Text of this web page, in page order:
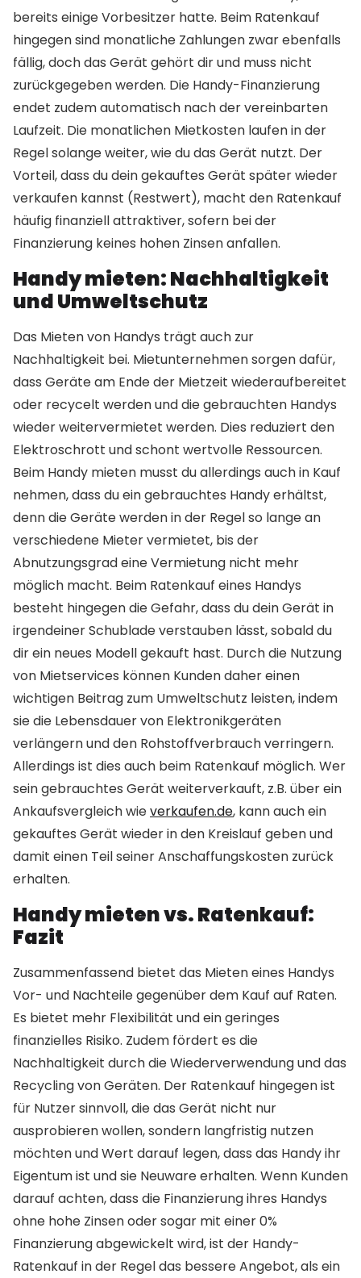
bereits einige Vorbesitzer hatte. Beim Ratenkauf
hingegen sind monatliche Zahlungen zwar ebenfalls
fällig, doch das Gerät gehört dir und muss nicht
zurückgegeben werden. Die Handy-Finanzierung
endet zudem automatisch nach der vereinbarten
Laufzeit. Die monatlichen Mietkosten laufen in der
Regel solange weiter, wie du das Gerät nutzt. Der
Vorteil, dass du dein gekauftes Gerät später wieder
verkaufen kannst (Restwert), macht den Ratenkauf
häufig finanziell attraktiver, sofern bei der
Finanzierung keines hohen Zinsen anfallen.
Handy mieten: Nachhaltigkeit
und Umweltschutz
Das Mieten von Handys trägt auch zur
Nachhaltigkeit bei. Mietunternehmen sorgen dafür,
dass Geräte am Ende der Mietzeit wiederaufbereitet
oder recycelt werden und die gebrauchten Handys
wieder weitervermietet werden. Dies reduziert den
Elektroschrott und schont wertvolle Ressourcen.
Beim Handy mieten musst du allerdings auch in Kauf
nehmen, dass du ein gebrauchtes Handy erhältst,
denn die Geräte werden in der Regel so lange an
verschiedene Mieter vermietet, bis der
Abnutzungsgrad eine Vermietung nicht mehr
möglich macht. Beim Ratenkauf eines Handys
besteht hingegen die Gefahr, dass du dein Gerät in
irgendeiner Schublade verstauben lässt, sobald du
dir ein neues Modell gekauft hast. Durch die Nutzung
von Mietservices können Kunden daher einen
wichtigen Beitrag zum Umweltschutz leisten, indem
sie die Lebensdauer von Elektronikgeräten
verlängern und den Rohstoffverbrauch verringern.
Allerdings ist dies auch beim Ratenkauf möglich. Wer
sein gebrauchtes Gerät weiterverkauft, z.B. über ein
Ankaufsvergleich wieverkaufen.de, kann auch ein
gekauftes Gerät wieder in den Kreislauf geben und
damit einen Teil seiner Anschaffungskosten zurück
erhalten.
Handy mieten vs. Ratenkauf:
Fazit
Zusammenfassend bietet das Mieten eines Handys
Vor- und Nachteile gegenüber dem Kauf auf Raten.
Es bietet mehr Flexibilität und ein geringes
finanzielles Risiko. Zudem fördert es die
Nachhaltigkeit durch die Wiederverwendung und das
Recycling von Geräten. Der Ratenkauf hingegen ist
für Nutzer sinnvoll, die das Gerät nicht nur
ausprobieren wollen, sondern langfristig nutzen
möchten und Wert darauf legen, dass das Handy ihr
Eigentum ist und sie Neuware erhalten. Wenn Kunden
darauf achten, dass die Finanzierung ihres Handys
ohne hohe Zinsen oder sogar mit einer 0%
Finanzierung abgewickelt wird, ist der Handy-
Ratenkauf in der Regel das bessere Angebot, als ein